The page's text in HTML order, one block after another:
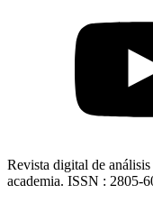
Revista digital de
academia. ISSN : 2805-